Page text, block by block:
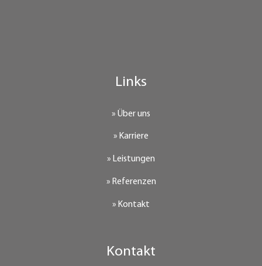
Links
» Über uns
» Karriere
» Leistungen
» Referenzen
» Kontakt
Kontakt